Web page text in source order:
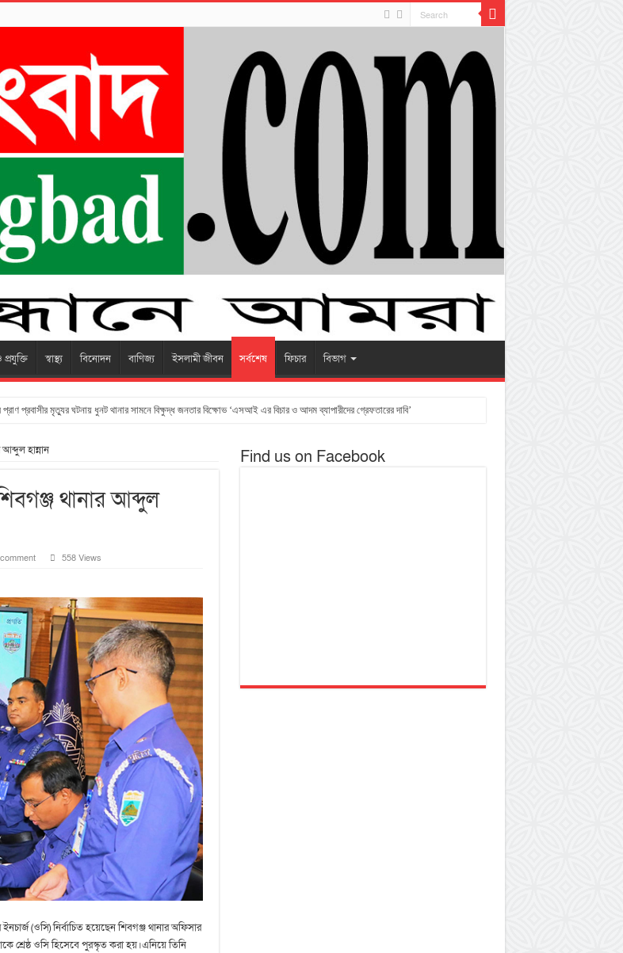
স্বাস্থ্য বিনোদন বাণিজ্য ইসলামী জীবন সর্বশেষ ফিচার বিভাগ
প্রবাসীর মৃত্যুর ঘটনায় ধুনট থানার সামনে বিক্ষুদ্ধ জনতার বিক্ষোভ ‘এসআই এর বিচার ও আদম ব্যাপারীদের গ্রেফতারের দাবি’
হান্নান
থানার আব্দুল
558 Views
(ওসি) নির্বাচিত হয়েছেন শিবগঞ্জ থানার অফিসার
শ্রেষ্ঠ ওসি হিসেবে পুরস্কৃত করা হয়।এনিয়ে তিনি
Find us on Facebook